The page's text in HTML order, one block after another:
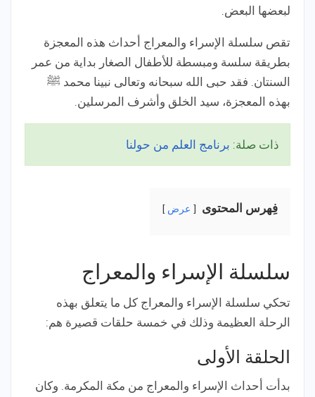
لبعضها البعض.
تقص سلسلة الإسراء والمعراج أحداث هذه المعجزة
بطريقة سلسة ومبسطة للأطفال الصغار بداية من عمر
السنتان. فقد حبى الله سبحانه وتعالى نبينا محمد ﷺ
بهذه المعجزة، سيد الخلق وأشرف المرسلين.
ذات صلة: برنامج العلم من حولنا
فِهرس المحتوى عرض
سلسلة الإسراء والمعراج
تحكي سلسلة الإسراء والمعراج كل ما يتعلق بهذه
الرحلة العظيمة وذلك في خمسة حلقات قصيرة هم:
الحلقة الأولى
بدأت أحداث الإسراء والمعراج من مكة المكرمة. وكان